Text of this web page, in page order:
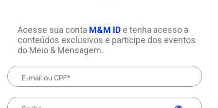
Acesse sua conta M&M IDe tenha acesso a
conteúdos exclusivos e participe dos eventos
do Meio & Mensagem.